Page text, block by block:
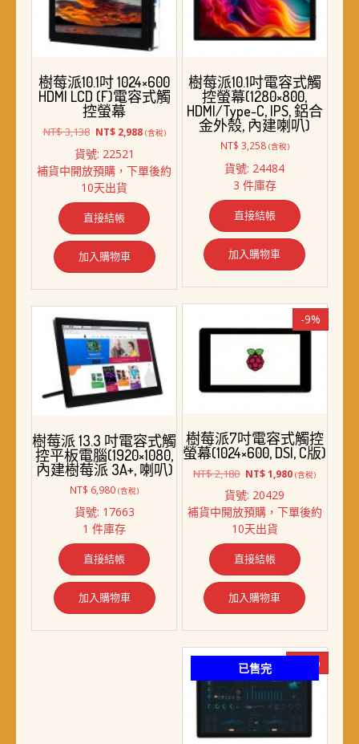
樹莓派10.1吋電容式觸
控螢幕(1280×800,
HDMI/Type-C, IPS, 鋁合
金外殼, 內建喇叭)
NT$ 3,258 (含稅)
貨號: 24484
3 件庫存
直接結帳
加入購物車
樹莓派10.1吋 1024×600
HDMI LCD (F)電容式觸
控螢幕
NT$3,138 原
價
格：
NT$ 3,138。
NT$2,988目
格：
(含稅)
貨號: 22521
補貨中開放預購，下單後約
10天出貨
直接結帳
加入購物車
-9%
樹莓派7吋電容式觸控
螢幕(1024×600, DSI, C版)
NT$2,180 原
價
格：
NT$ 2,180。
NT$1,980目
格：
(含稅)
貨號: 20429
補貨中開放預購，下單後約
10天出貨
直接結帳
加入購物車
樹莓派 13.3 吋電容式觸
控平板電腦(1920×1080,
內建樹莓派 3A+, 喇叭)
NT$ 6,980 (含稅)
貨號: 17663
1 件庫存
直接結帳
加入購物車
已售完 -17%